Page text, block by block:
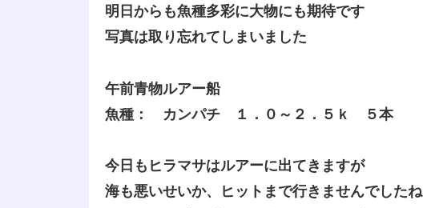
明日からも魚種多彩に大物にも期待です
写真は取り忘れてしまいました
午前青物ルアー船
魚種： カンパチ １．０～２．５ｋ ５本
今日もヒラマサはルアーに出てきますが
海も悪いせいか、ヒットまで行きませんでしたね